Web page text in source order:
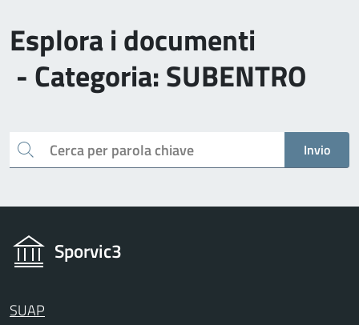
Esplora i documenti
- Categoria: SUBENTRO
Cerca Invio
Sporvic3
SUAP